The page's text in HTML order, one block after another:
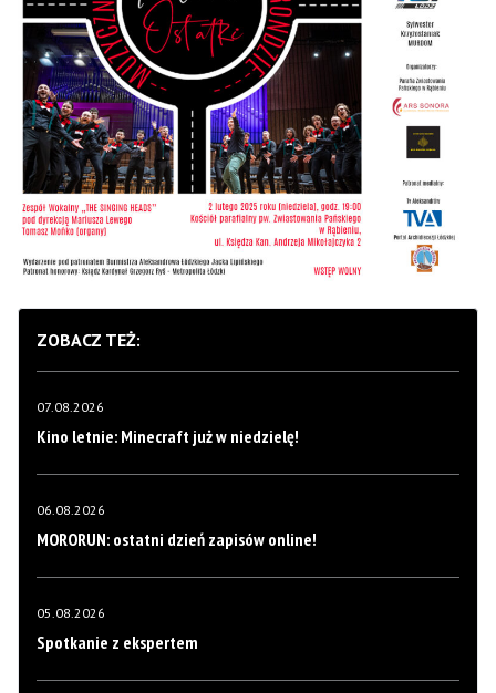
ZOBACZ TEŻ:
07.08.2026
Kino letnie: Minecraft już w niedzielę!
06.08.2026
MORORUN: ostatni dzień zapisów online!
05.08.2026
Spotkanie z ekspertem